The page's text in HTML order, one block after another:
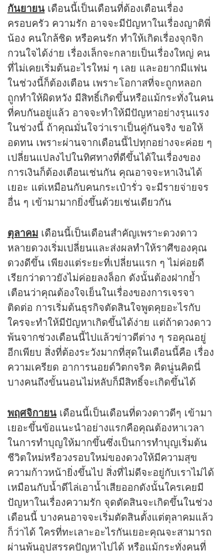
กันยายน เดือนนี้เป็นเดือนที่ต้องเตือนเรื่อง
ครอบครัว ความรัก อาจจะมีปัญหาในเรื่องญาติพี่
น้อง คนใกล้ชิด หรือคนรัก ทำให้เกิดเรื่องจุกจิก
กวนใจได้ง่าย เรื่องเล็กจะกลายเป็นเรื่องใหญ่ คน
ที่ไม่เคยเริ่มต้นอะไรใหม่ ๆ เลย และอยากมีแฟน
ในช่วงนี้ก็ต้องเตือน เพราะโอกาสที่จะถูกหลอก
ถูกทำให้ผิดหวัง มีสิทธิ์เกิดขึ้นหรือแม้กระทั่งในคน
ที่คบกันอยู่แล้ว อาจจะทำให้มีปัญหาอย่างรุนแรง
ในช่วงนี้ ถ้าคุณมั่นใจว่าเราเป็นคู่กันจริง ขอให้
อดทน เพราะผ่านจากเดือนนี้ไปทุกอย่างจะค่อย ๆ
เปลี่ยนแปลงไปในทิศทางที่ดีขึ้นได้ในเรื่องของ
การเงินก็ต้องเตือนเช่นกัน คุณอาจจะหาเงินได้
เยอะ แต่เหมือนกับคนกระเป๋ารั่ว จะมีรายจ่ายจร
อื่น ๆ เข้ามามากยิ่งขึ้นด้วยเช่นเดียวกัน
ตุลาคม เดือนนี้เป็นเดือนสำคัญเพราะดวงดาว
หลายดวงเริ่มเปลี่ยนและส่งผลทำให้ราศีของคุณ
ดวงดีขึ้น เพียงแต่ระยะที่เปลี่ยนแรก ๆ ไม่ค่อยดี
เรียกว่าดาวยังไม่ค่อยลงล็อก ดังนั้นต้องฝากย้ำ
เตือนว่าคุณต้องใจเย็นในเรื่องของการเจรจา
ติดต่อ การเริ่มต้นธุรกิจตัดสินใจพูดคุยอะไรกับ
ใครจะทำให้มีปัญหาเกิดขึ้นได้ง่าย แต่ถ้าดวงดาว
พ้นจากช่วงเดือนนี้ไปแล้วข่าวดีต่าง ๆ รอคุณอยู่
อีกเพียบ สิ่งที่ต้องระวังมากที่สุดในเดือนนี้คือ เรื่อง
ความเครียด อาการนอยด์วิตกจริต คิดนู่นคิดนี่
บางคนถึงขั้นนอนไม่หลับก็มีสิทธิ์จะเกิดขึ้นได้
พฤศจิกายน เดือนนี้เป็นเดือนที่ดวงดาวดีๆ เข้ามา
เยอะขึ้นข้อแนะนำอย่างแรกคือคุณต้องหาเวลา
ในการทำบุญให้มากขึ้นซึ่งเป็นการทำบุญเริ่มต้น
ชีวิตใหม่หรือวงรอบใหม่ของดวงให้มีความสุข
ความก้าวหน้ายิ่งขึ้นไป สิ่งที่ไม่ดีจะอยู่กับเราไม่ได้
เหมือนกับน้ำดีไล่เอาน้ำเสียออกดังนั้นใครเคยมี
ปัญหาในเรื่องความรัก จุดตัดสินจะเกิดขึ้นในช่วง
เดือนนี้ บางคนอาจจะเริ่มตัดสินตั้งแต่ตุลาคมแล้ว
ก็ว่าได้ ใครที่ทะเลาะอะไรกันเยอะคุณจะสามารถ
ผ่านพ้นอุปสรรคปัญหาไปได้ หรือแม้กระทั่งคนที่